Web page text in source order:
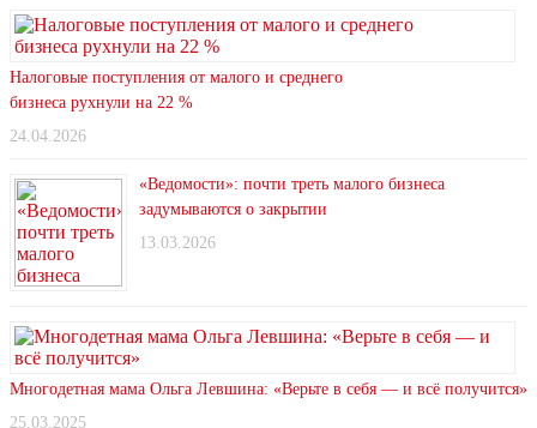
Налоговые поступления от малого и среднего
бизнеса рухнули на 22 %
24.04.2026
«Ведомости»: почти треть малого бизнеса
задумываются о закрытии
13.03.2026
Многодетная мама Ольга Левшина: «Верьте в себя — и всё получится»
25.03.2025